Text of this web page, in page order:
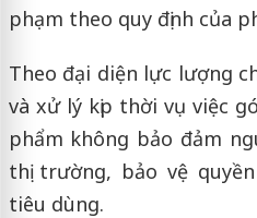
phạm theo quy định của
Theo đại diện lực lượng
và xử lý kịp thời vụ việc
phẩm không bảo đảm
thị trường, bảo vệ
tiêu dùng.